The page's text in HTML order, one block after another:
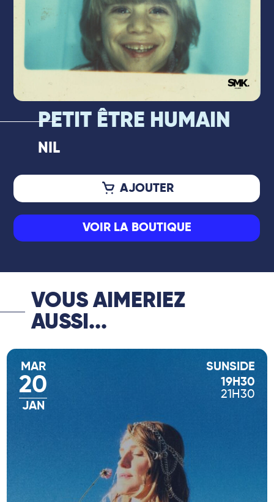
PETIT ÊTRE HUMAIN
NIL
AJOUTER
VOIR LA BOUTIQUE
VOUS AIMERIEZ
AUSSI...
MAR
20
JAN
SUNSIDE
19H30
21H30